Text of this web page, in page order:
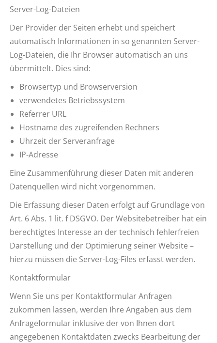
Server-Log-Dateien
Der Provider der Seiten erhebt und speichert
automatisch Informationen in so genannten Server-
Log-Dateien, die Ihr Browser automatisch an uns
übermittelt. Dies sind:
Browsertyp und Browserversion
verwendetes Betriebssystem
Referrer URL
Hostname des zugreifenden Rechners
Uhrzeit der Serveranfrage
IP-Adresse
Eine Zusammenführung dieser Daten mit anderen
Datenquellen wird nicht vorgenommen.
Die Erfassung dieser Daten erfolgt auf Grundlage von
Art. 6 Abs. 1 lit. f DSGVO. Der Websitebetreiber hat ein
berechtigtes Interesse an der technisch fehlerfreien
Darstellung und der Optimierung seiner Website –
hierzu müssen die Server-Log-Files erfasst werden.
Kontaktformular
Wenn Sie uns per Kontaktformular Anfragen
zukommen lassen, werden Ihre Angaben aus dem
Anfrageformular inklusive der von Ihnen dort
angegebenen Kontaktdaten zwecks Bearbeitung der